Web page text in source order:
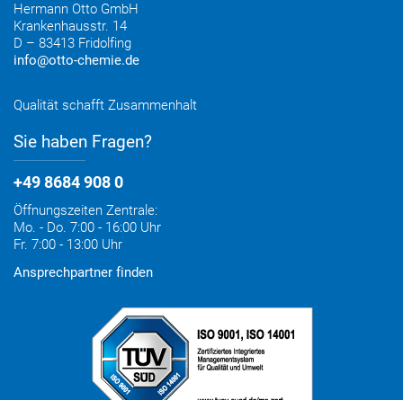
Hermann Otto GmbH
Krankenhausstr. 14
D – 83413 Fridolfing
info@otto-chemie.de
Qualität schafft Zusammenhalt
Sie haben Fragen?
+49 8684 908 0
Öffnungszeiten Zentrale:
Mo. - Do. 7:00 - 16:00 Uhr
Fr. 7:00 - 13:00 Uhr
Ansprechpartner finden